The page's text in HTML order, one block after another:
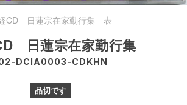
CD 日蓮宗在家勤行集 表
日蓮宗在家勤行集
DCIA0003-CDKHN
品切です